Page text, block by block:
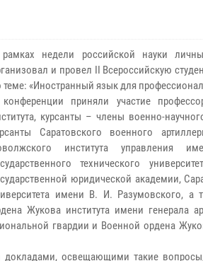
недели российской науки
и провел II Всероссийскую
теме: «Иностранный язык для
приняли участие
курсанты – члены военно-
Саратовского военного
института управления
технического
юридической академии,
имени В. И. Разумовского, а
Жукова института имени генерала
гвардии и Военной ордена
освещающими такие